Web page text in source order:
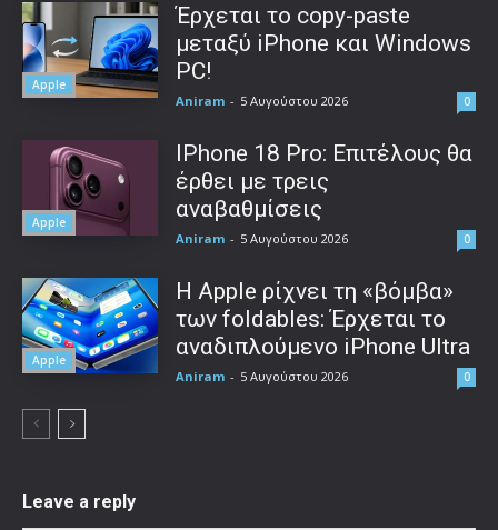
Apple
Έρχεται το copy-paste
μεταξύ iPhone και Windows
PC!
Aniram - 5 Αυγούστου 2026 0
Apple
IPhone 18 Pro: Επιτέλους θα
έρθει με τρεις
αναβαθμίσεις
Aniram - 5 Αυγούστου 2026 0
Apple
Η Apple ρίχνει τη «βόμβα»
των foldables: Έρχεται το
αναδιπλούμενο iPhone Ultra
Aniram - 5 Αυγούστου 2026 0
Leave a reply